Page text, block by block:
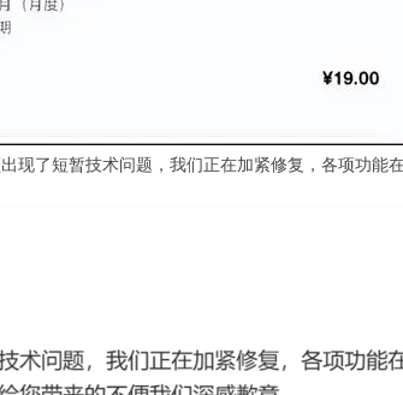
现了短暂技术问题，我们正在加紧修复，各项功能